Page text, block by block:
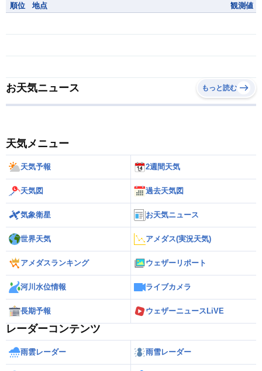
順位 地点 観測値
お天気ニュース もっと読む
天気メニュー
天気予報 2週間天気
天気図 過去天気図
気象衛星 お天気ニュース
世界天気 アメダス(実況天気)
アメダスランキング ウェザーリポート
河川水位情報 ライブカメラ
長期予報 ウェザーニュースLiVE
レーダーコンテンツ
雨雲レーダー 雨雪レーダー